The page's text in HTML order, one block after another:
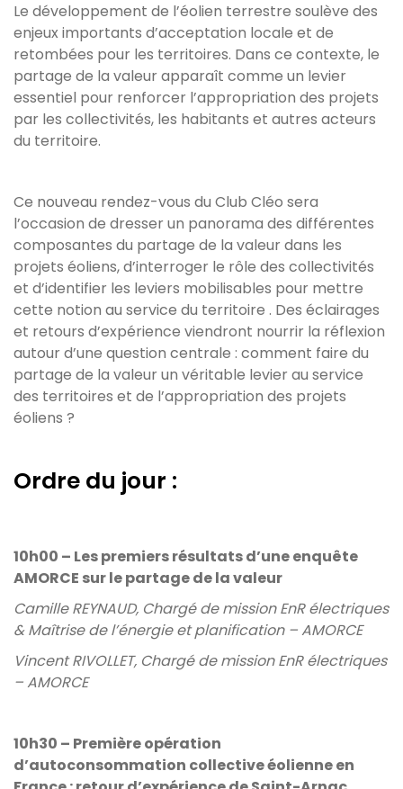
Le développement de l’éolien terrestre soulève des
enjeux importants d’acceptation locale et de
retombées pour les territoires. Dans ce contexte, le
partage de la valeur apparaît comme un levier
essentiel pour renforcer l’appropriation des projets
par les collectivités, les habitants et autres acteurs
du territoire.
Ce nouveau rendez-vous du Club Cléo sera
l’occasion de dresser un panorama des différentes
composantes du partage de la valeur dans les
projets éoliens, d’interroger le rôle des collectivités
et d’identifier les leviers mobilisables pour mettre
cette notion au service du territoire . Des éclairages
et retours d’expérience viendront nourrir la réflexion
autour d’une question centrale : comment faire du
partage de la valeur un véritable levier au service
des territoires et de l’appropriation des projets
éoliens ?
Ordre du jour :
10h00 – Les premiers résultats d’une enquête
AMORCE sur le partage de la valeur
Camille REYNAUD, Chargé de mission EnR électriques
& Maîtrise de l’énergie et planification – AMORCE
Vincent RIVOLLET, Chargé de mission EnR électriques
– AMORCE
10h30 – Première opération
d’autoconsommation collective éolienne en